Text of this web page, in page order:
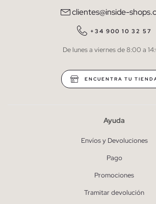
QUIERO SUSCRIBIRME
* Puedes cancelar la suscripción en cualquier
clientes@inside-
+34 900 10 32 57
De lunes a viernes de 8:00 a
ENCUENTRA TU
Ayuda
Envíos y Devoluciones
Pago
Promociones
Tramitar devolución